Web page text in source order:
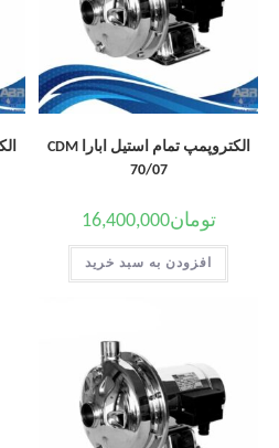
الکتروپمپ تمام استیل ابارا CDM
70/07
تومان16,400,000
افزودن به سبد خرید